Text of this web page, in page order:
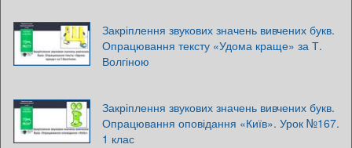
Закріплення звукових значень вивчених букв.
Опрацювання тексту «Удома краще» за Т.
Волгіною
Закріплення звукових значень вивчених букв.
Опрацювання оповідання «Київ». Урок №167.
1 клас